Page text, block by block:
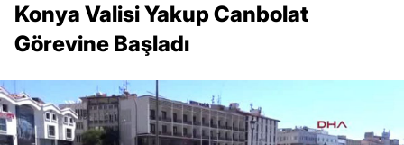
Konya Valisi Yakup Canbolat
Görevine Başladı